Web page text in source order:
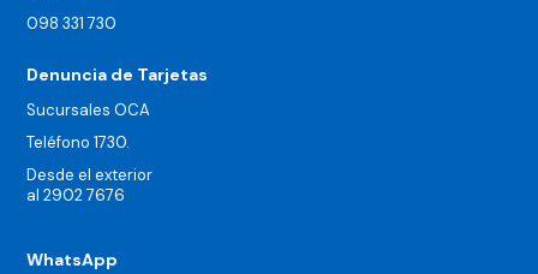
098 331 730
Denuncia de Tarjetas
Sucursales OCA
Teléfono 1730.
Desde el exterior
al 2902 7676
WhatsApp